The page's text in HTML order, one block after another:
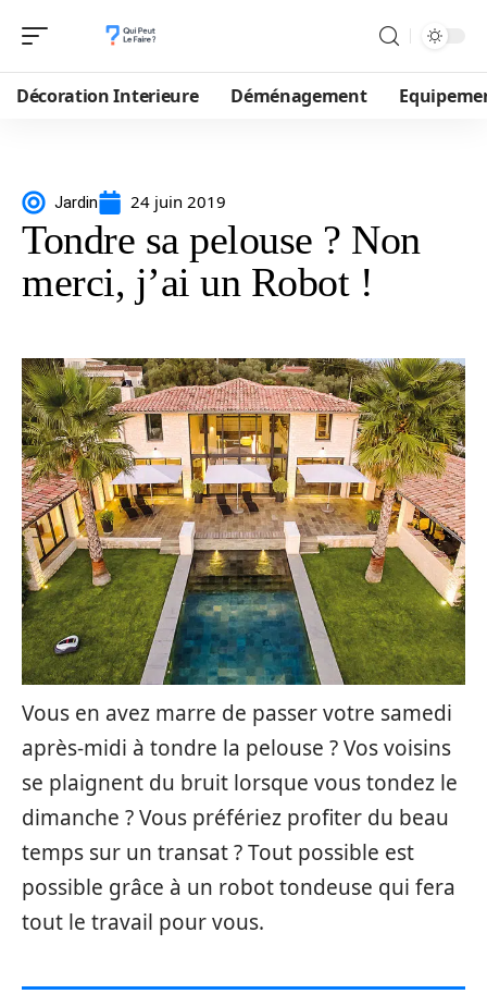
Décoration Interieure Déménagement
Jardin 24 juin 2019
Tondre sa pelouse ? Non
merci, j’ai un Robot !
Vous en avez marre de passer votre samedi
après-midi à tondre la pelouse ? Vos voisins
se plaignent du bruit lorsque vous tondez le
dimanche ? Vous préfériez profiter du beau
temps sur un transat ? Tout possible est
possible grâce à un robot tondeuse qui fera
tout le travail pour vous.